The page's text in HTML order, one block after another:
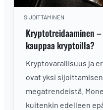
SIJOITTAMINEN
Kryptotreidaaminen
kauppaa kryptoilla?
Kryptovarallisuus ja
ovat yksi
megatrendeistä.
kuitenkin edelleen